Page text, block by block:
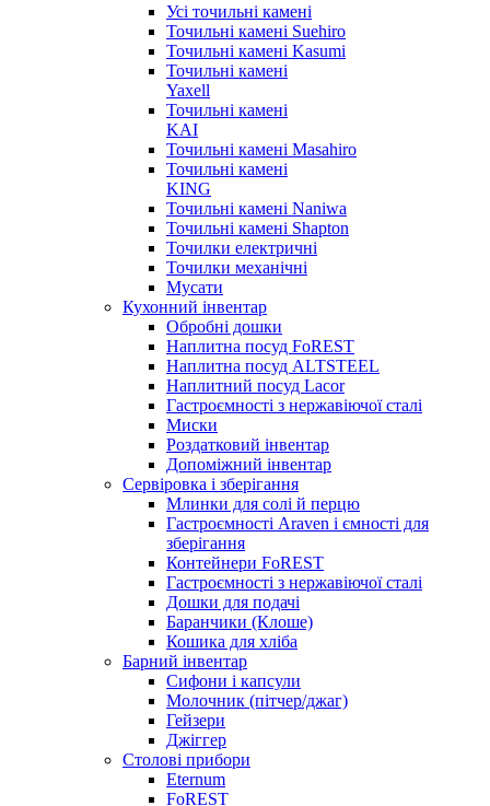
Усі точильні камені
Точильні камені Suehiro
Точильні камені Kasumi
Точильні камені
Yaxell
Точильні камені
KAI
Точильні камені Masahiro
Точильні камені
KING
Точильні камені Naniwa
Точильні камені Shapton
Точилки електричні
Точилки механічні
Мусати
Кухонний інвентар
Обробні дошки
Наплитна посуд FoREST
Наплитна посуд ALTSTEEL
Наплитний посуд Lacor
Гастроємності з нержавіючої сталі
Миски
Роздатковий інвентар
Допоміжний інвентар
Сервіровка і зберігання
Млинки для солі й перцю
Гастроємності Araven і ємності для
зберігання
Контейнери FoREST
Гастроємності з нержавіючої сталі
Дошки для подачі
Баранчики (Клоше)
Кошика для хліба
Барний інвентар
Сифони і капсули
Молочник (пітчер/джаг)
Гейзери
Джіггер
Столові прибори
Eternum
FoREST